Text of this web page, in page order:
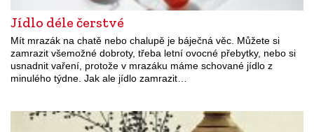
Jídlo déle čerstvé
Mít mrazák na chatě nebo chalupě je báječná věc. Můžete si
zamrazit všemožné dobroty, třeba letní ovocné přebytky, nebo si
usnadnit vaření, protože v mrazáku máme schované jídlo z
minulého týdne. Jak ale jídlo zamrazit…